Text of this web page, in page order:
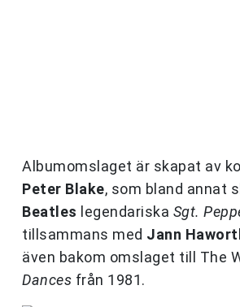
Albumomslaget är skapat av
Peter Blake, som bland annat
Beatles legendariska Sgt.
tillsammans med Jann
även bakom omslaget till The
Dances från 1981.